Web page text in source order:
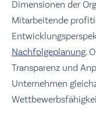
Dimensionen der
Mitarbeitende
Nachfolgeplanung.
Transparenz und
Unternehmen